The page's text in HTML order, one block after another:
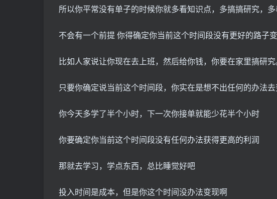
所以你平常没有单子的时候你就多看知识点，多搞搞研究，
不会有一个前提 你得确定你当前这个时间段没有更好的路子
比如人家说让你现在去上班，然后给你钱，你要在家里搞研
只要你确定说当前这个时间段，你实在是想不出任何的办法
你今天多学了半个小时，下一次你接单就能少花半个小时
你要确定你当前这个时间段没有任何办法获得更高的利润
那就去学习，学点东西，总比睡觉好吧
投入时间是成本，但是你这个时间没办法变现啊